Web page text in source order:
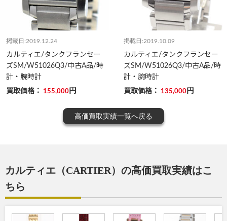
掲載日:2019.12.24
カルティエ/タンクフランセー
ズSM/W51026Q3/中古A品/時
計・腕時計
買取価格：
155,000 円
掲載日:2019.10.09
カルティエ/タンクフランセー
ズSM/W51026Q3/中古A品/時
計・腕時計
買取価格：
135,000 円
高価買取実績一覧へ戻る
カルティエ（CARTIER）の高価買取実績はこ
ちら